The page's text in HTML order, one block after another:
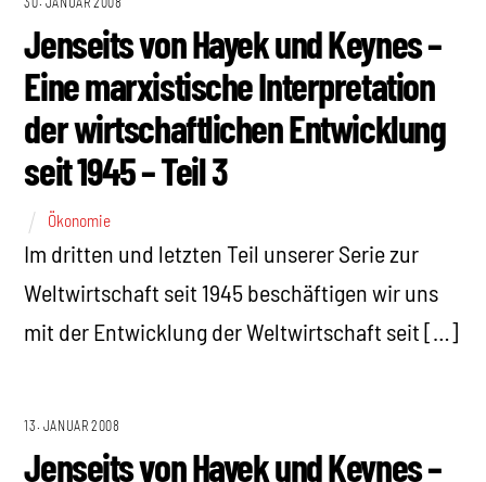
Jenseits von Hayek und Keynes –
Eine marxistische Interpretation
der wirtschaftlichen Entwicklung
seit 1945 – Teil 3
Ökonomie
Im dritten und letzten Teil unserer Serie zur
Weltwirtschaft seit 1945 beschäftigen wir uns
mit der Entwicklung der Weltwirtschaft seit […]
13. JANUAR 2008
Jenseits von Hayek und Keynes –